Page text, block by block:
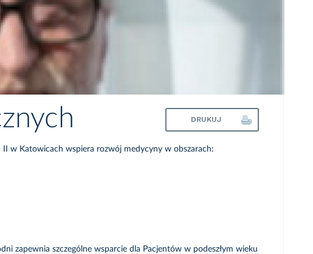
DRUKUJ
II w Katowicach wspiera rozwój medycyny w obszarach:
zapewnia szczególne wsparcie dla Pacjentów w podeszłym wieku